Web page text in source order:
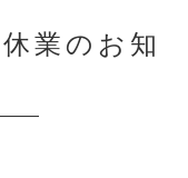
業のお知